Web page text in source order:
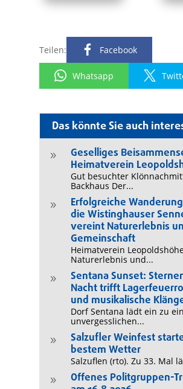
Das könnte Sie auch
9
Geselliges
Heimatverein
Gut besuchter
Backhaus Der...
9
Erfolgreiche
die Wistinghauser
vereint Naturerlebnis
Gemeinschaft
Heimatverein
Naturerlebnis und...
9
Sentana Sunset:
Nacht trifft
und musikalische
Dorf Sentana lädt ein zu
unvergesslichen...
9
Salzufler Weinfest
bestem Wetter
Salzuflen (rto). Zu 33. Mal
9
Offenes Politgruppen-
Teilen: Facebook
Whatsapp